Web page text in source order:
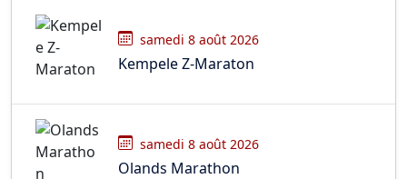
samedi 8 août 2026
Kempele Z-Maraton
samedi 8 août 2026
Olands Marathon